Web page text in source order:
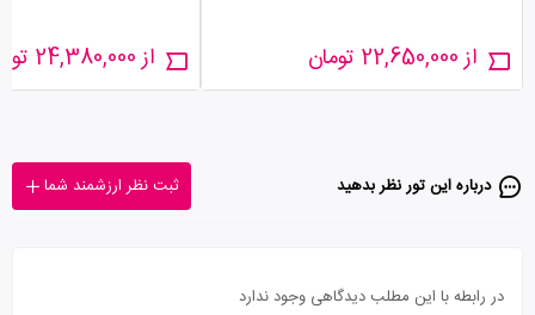
از 22,650,000 تومان از 24,380,000 تومان
درباره این تور‌ نظر بدهید ثبت نظر ارزشمند شما
در رابطه با این مطلب دیدگاهی وجود ندارد